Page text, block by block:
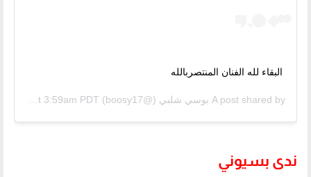
البقاء لله الفنان المنتصربالله
A post shared by بوسي شلبي (@boosy17) on
Sep 26, 2020 at 3:59am PDT
ندى بسيوني